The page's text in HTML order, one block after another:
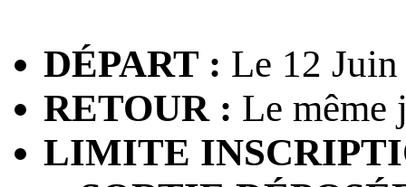
DÉPART : Le 12
RETOUR : Le même
LIMITE